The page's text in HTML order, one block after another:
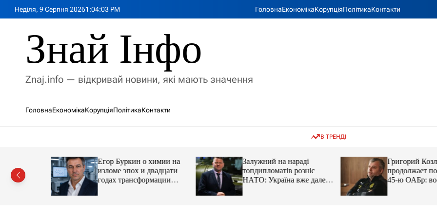
Неділя, 9 Серпня 20261 :04:05 PM ГоловнаЕкономікаКорупціяПолітикаКонтакти
Знай Інфо
Znaj.info — відкривай новини, які мають значення
ГоловнаЕкономікаКорупціяПолітикаКонтакти
В ТРЕНДІ
із
Егор Буркин о химии на
изломе эпох и двадцати
годах трансформации
Залужний на нараді
топдипломатів розніс
НАТО: Україна вже далеко
попереду
Григорий
продолжает
45-ю ОАБр: